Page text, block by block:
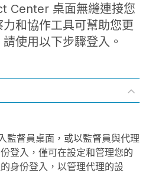
Center 桌面無縫連接您
和協作工具可幫助您更
使用以下步驟登入。
監督員桌面，或以監督員與代理
登入，僅可在設定和管理您的
身份登入，以管理代理的設